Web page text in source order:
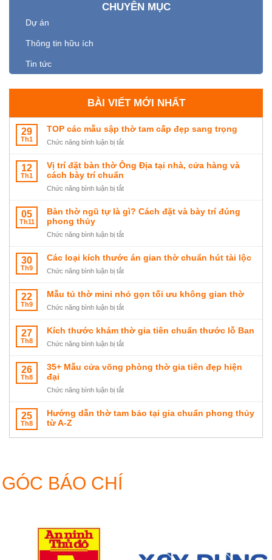
CHUYÊN MỤC
Dự án
Thông tin hữu ích
Tin tức
BÀI VIẾT MỚI NHẤT
29
Th1
TOP các mẫu sập thờ tam cấp đẹp sang trọng
Chức năng bình luận bị tắtở
các
mẫu
thờ
cấp
sang
12
Th1
Vị trí đặt bàn thờ Ông Địa tại nhà, cửa hàng và
cách bày trí chuẩn
Chức năng bình luận bị tắtở
trí
đặt
thờ
Địa
tại
cửa
hàng
và
bày
trí
05
Th11
Bàn thờ ngũ tự là gì? Cách đặt và bày trí đúng
phong thủy
Chức năng bình luận bị tắtở
thờ
tự
gì?
Cách
và
trí
phong
30
Th9
Các loại kích thước án gian thờ chuẩn hút tài lộc
Chức năng bình luận bị tắtở
loại
kích
thước
gian
thờ
hút
tài
22
Th9
Mẫu tủ thờ mini nhỏ gọn tối ưu không gian thờ
Chức năng bình luận bị tắtở
tủ
mini
gọn
ưu
gian
27
Th8
Kích thước khám thờ gia tiên chuẩn thước lỗ Ban
Chức năng bình luận bị tắtở
thước
khám
gia
chuẩn
lỗ
26
Th8
35+ Mẫu cửa võng phòng thờ gia tiên đẹp hiện
đại
Chức năng bình luận bị tắtở
Mẫu
25
Th8
Hướng dẫn thờ tam bảo tại gia chuẩn phong thủy
từ A-Z
GÓC BÁO CHÍ